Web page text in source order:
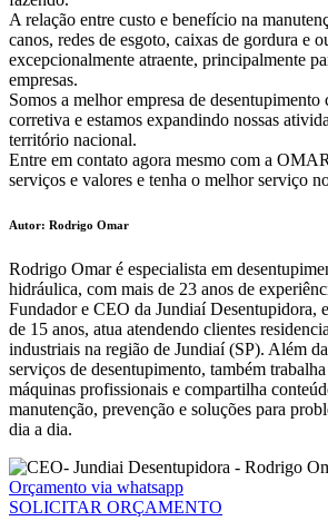
A relação entre custo e benefício na
canos, redes de esgoto, caixas de gordura e
excepcionalmente atraente, principalmente
empresas.
Somos a melhor empresa de
corretiva e estamos expandindo nossas
território nacional.
Entre em contato agora mesmo com a
serviços e valores e tenha o melhor serviço
Autor: Rodrigo Omar
Rodrigo Omar é especialista em
hidráulica, com mais de 23 anos de
Fundador e CEO da Jundiaí Desentupidora,
de 15 anos, atua atendendo clientes
industriais na região de Jundiaí (SP). Além
serviços de desentupimento, também
máquinas profissionais e compartilha
manutenção, prevenção e soluções para
dia a dia.
Orçamento via whatsapp
SOLICITAR ORÇAMENTO